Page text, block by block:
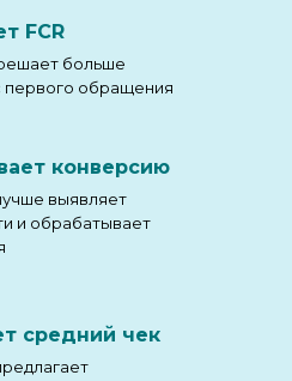
FCR
больше
первого обращения
конверсию
выявляет
и обрабатывает
средний чек